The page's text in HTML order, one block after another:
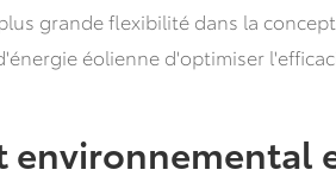
grande flexibilité dans la
éolienne d'optimiser